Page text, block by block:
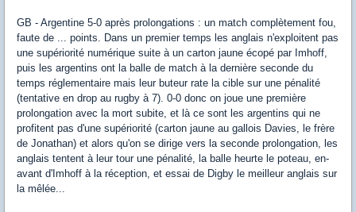
GB - Argentine 5-0 après prolongations : un match complètement fou,
faute de ... points. Dans un premier temps les anglais n'exploitent pas
une supériorité numérique suite à un carton jaune écopé par Imhoff,
puis les argentins ont la balle de match à la dernière seconde du
temps réglementaire mais leur buteur rate la cible sur une pénalité
(tentative en drop au rugby à 7). 0-0 donc on joue une première
prolongation avec la mort subite, et là ce sont les argentins qui ne
profitent pas d'une supériorité (carton jaune au gallois Davies, le frère
de Jonathan) et alors qu'on se dirige vers la seconde prolongation, les
anglais tentent à leur tour une pénalité, la balle heurte le poteau, en-
avant d'Imhoff à la réception, et essai de Digby le meilleur anglais sur
la mêlée...